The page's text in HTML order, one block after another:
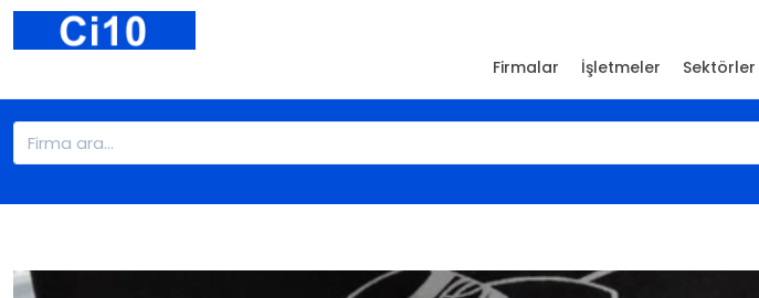
Firmalar İşletmeler Sektörler